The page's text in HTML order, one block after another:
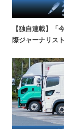
【独自連載】
際ジャーナリス